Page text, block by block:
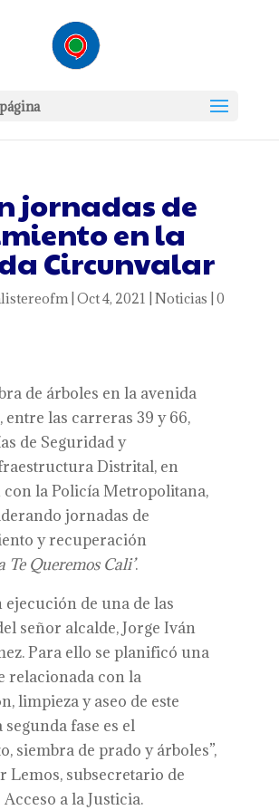
jornadas de
en la
Circunvalar
| Oct 4, 2021 Noticias 0
de árboles en la avenida
las carreras 39 y 66,
de Seguridad y
Distrital, en
la Policía Metropolitana,
jornadas de
y recuperación
Te Queremos Cali’.
ejecución de una de las
señor alcalde, Jorge Iván
Para ello se planificó una
relacionada con la
limpieza y aseo de este
fase es el
siembra de prado y árboles”,
Lemos, subsecretario de
a la Justicia.